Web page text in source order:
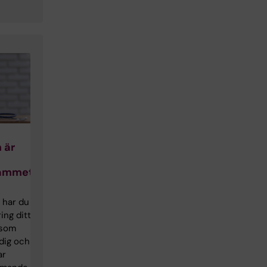
är
har du
ditt
och